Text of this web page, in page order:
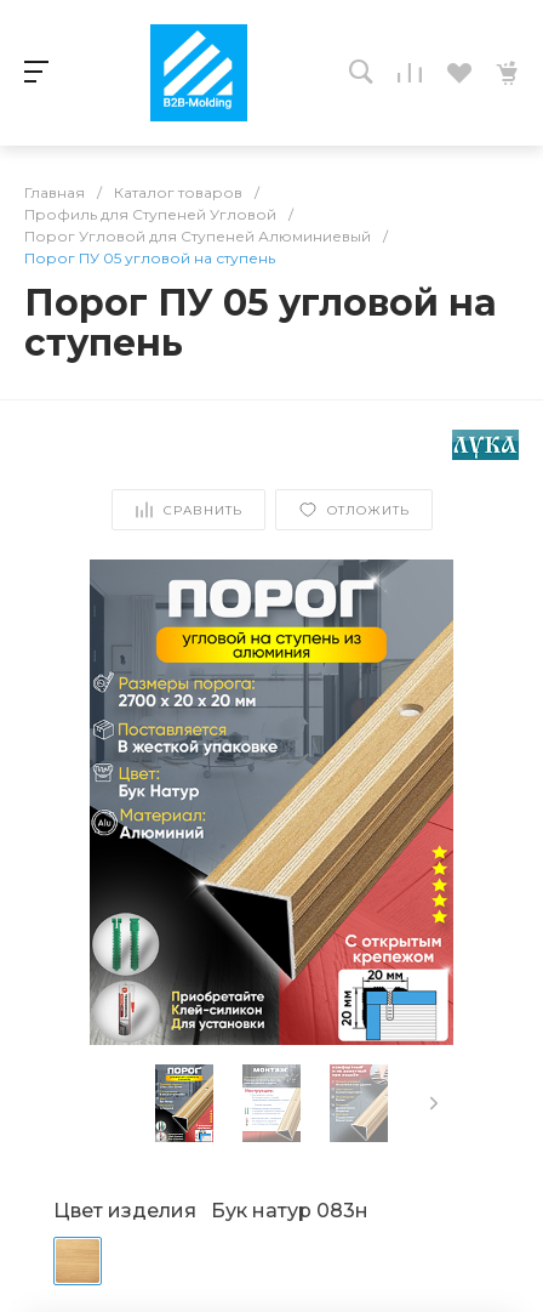
Главная / Каталог товаров
/
Профиль для Ступеней Угловой
/
Порог Угловой для Ступеней Алюминиевый
/
Порог ПУ 05 угловой на ступень
Порог ПУ 05 угловой на
ступень
СРАВНИТЬ ОТЛОЖИТЬ
Цвет изделия Бук натур 083н